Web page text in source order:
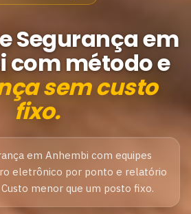
Segurança em
com método e
sem custo
fixo.
em Anhembi com equipes
eletrônico por ponto e relatório
menor que um posto fixo.